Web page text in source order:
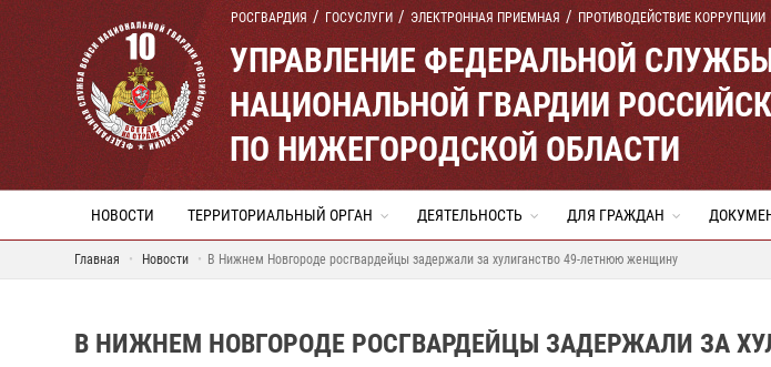
РОСГВАРДИЯ ГОСУСЛУГИ ЭЛЕКТРОННАЯ ПРИЕМНАЯ ПРОТИВОДЕЙСТВИЕ КОРРУПЦИИ
УПРАВЛЕНИЕ ФЕДЕРАЛЬНОЙ
НАЦИОНАЛЬНОЙ ГВАРДИИ
ПО НИЖЕГОРОДСКОЙ ОБЛАСТИ
НОВОСТИ ТЕРРИТОРИАЛЬНЫЙ ОРГАН ДЕЯТЕЛЬНОСТЬ ДЛЯ ГРАЖДАН
Главная Новости В Нижнем Новгороде росгвардейцы задержали за хулиганство 49-летнюю женщину
В НИЖНЕМ НОВГОРОДЕ РОСГВАРДЕЙЦЫ ЗАДЕРЖАЛИ ЗА